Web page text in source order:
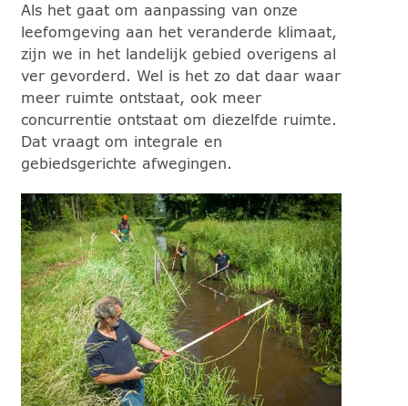
Als het gaat om aanpassing van onze
leefomgeving aan het veranderde klimaat,
zijn we in het landelijk gebied overigens al
ver gevorderd. Wel is het zo dat daar waar
meer ruimte ontstaat, ook meer
concurrentie ontstaat om diezelfde ruimte.
Dat vraagt om integrale en
gebiedsgerichte afwegingen.